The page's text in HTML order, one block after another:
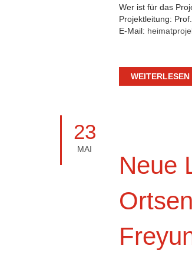
Wer ist für das
Projektleitung:
E-Mail:
WEITERLESEN
23
MAI
Neue